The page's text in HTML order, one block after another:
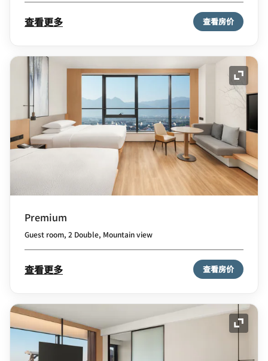
查看更多 查看房价
展开
Premium
Guest room, 2 Double, Mountain view
查看更多 查看房价
展开